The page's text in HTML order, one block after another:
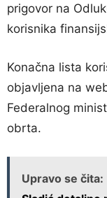
prigovor na
korisnika
Konačna lista
objavljena na
Federalnog
obrta.
Upravo se čita: